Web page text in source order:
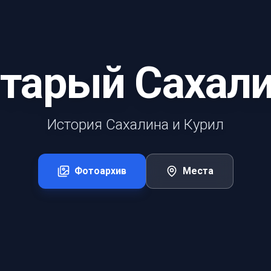
История Сахалина и Курил
Фотоархив Места